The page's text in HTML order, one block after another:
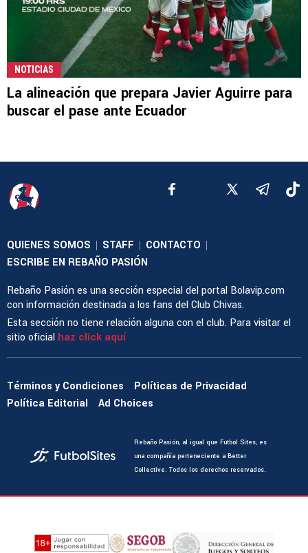
NOTICIAS
La alineación que prepara Javier Aguirre para
buscar el pase ante Ecuador
QUIENES SOMOS | STAFF | CONTACTO |
ESCRIBE EN REBAÑO PASIÓN
Rebaño Pasión es una sección especial del portal Bolavip.com
con información destinada a los fans del Club Chivas.
Esta sección no tiene relación alguna con el club. Para visitar el
sitio oficial haz click aquí
Términos y Condiciones
Políticas de Privacidad
Política Editorial
Ad Choices
Rebaño Pasión, al igual que Futbol Sites, es
una compañía perteneciente a Better
Collective. Todos los derechos reservados.